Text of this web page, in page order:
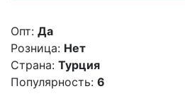
Опт: Да
Розница: Нет
Страна: Турция
Популярность: 6